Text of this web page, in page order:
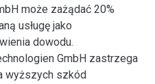
może zażądać 20%
usługę jako
dowodu.
GmbH zastrzega
wyższych szkód